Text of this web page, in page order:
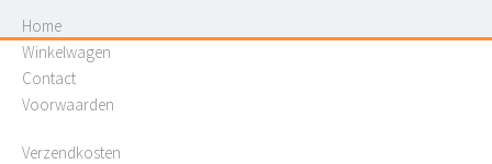
Home
Winkelwagen
Contact
Voorwaarden
Verzendkosten